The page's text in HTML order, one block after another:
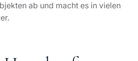
ab und macht es in vielen